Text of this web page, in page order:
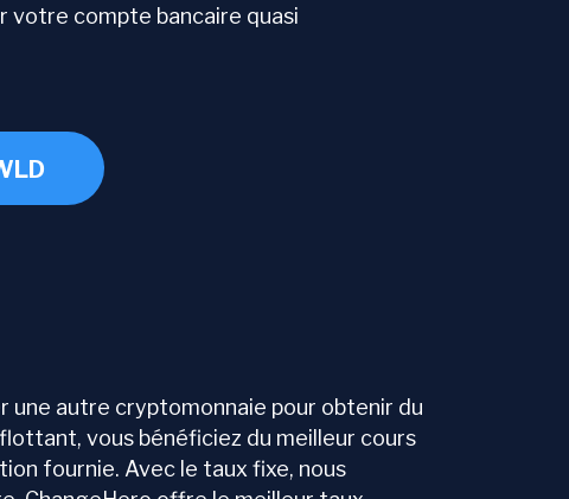
votre compte bancaire quasi
une autre cryptomonnaie pour obtenir du
vous bénéficiez du meilleur cours
fournie. Avec le taux fixe, nous